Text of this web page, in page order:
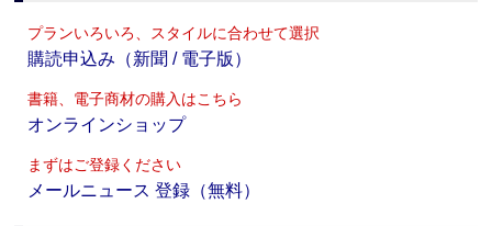
プランいろいろ、スタイルに合わせて選択
購読申込み（新聞 / 電子版）
書籍、電子商材の購入はこちら
オンラインショップ
まずはご登録ください
メールニュース 登録（無料）